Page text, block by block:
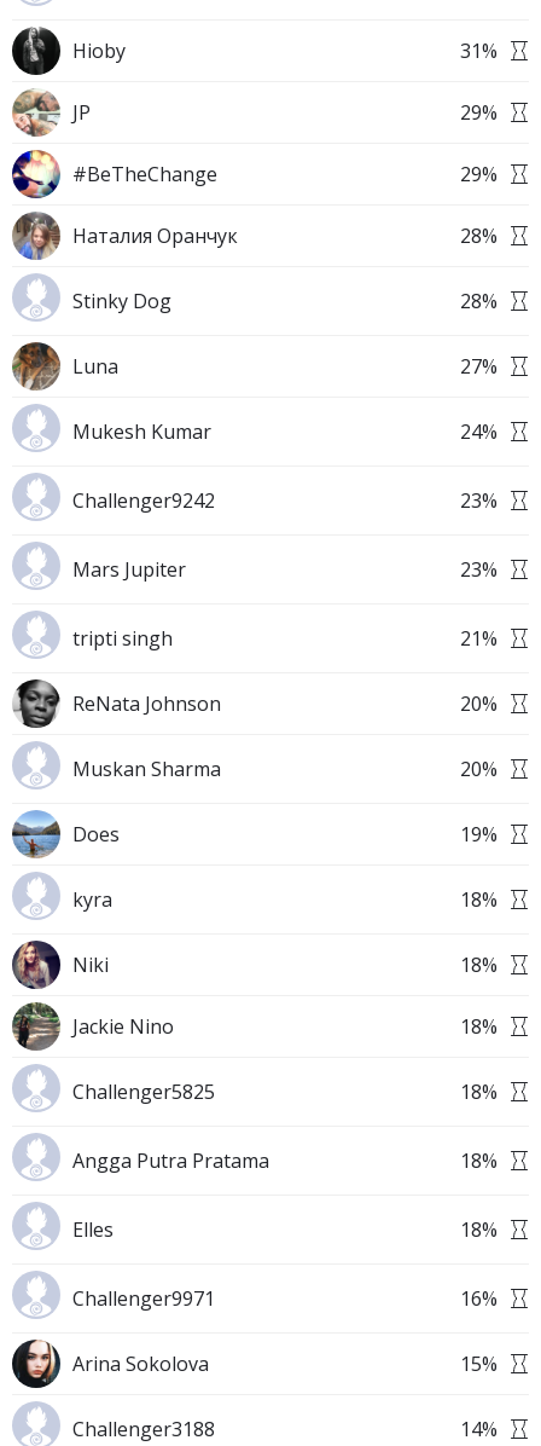
Hioby 31%
JP 29%
#BeTheChange 29%
Наталия Оранчук 28%
Stinky Dog 28%
Luna 27%
Mukesh Kumar 24%
Challenger9242 23%
Mars Jupiter 23%
tripti singh 21%
ReNata Johnson 20%
Muskan Sharma 20%
Does 19%
kyra 18%
Niki 18%
Jackie Nino 18%
Challenger5825 18%
Angga Putra Pratama 18%
Elles 18%
Challenger9971 16%
Arina Sokolova 15%
Challenger3188 14%